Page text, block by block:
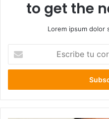
to get the
Lorem ipsum dolor
correo